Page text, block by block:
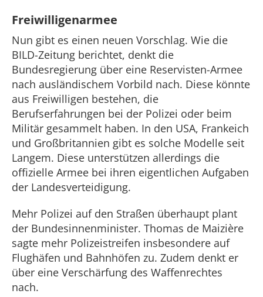
Freiwilligenarmee
Nun gibt es einen neuen Vorschlag. Wie die
BILD-Zeitung berichtet, denkt die
Bundesregierung über eine Reservisten-Armee
nach ausländischem Vorbild nach. Diese könnte
aus Freiwilligen bestehen, die
Berufserfahrungen bei der Polizei oder beim
Militär gesammelt haben. In den USA, Frankeich
und Großbritannien gibt es solche Modelle seit
Langem. Diese unterstützen allerdings die
offizielle Armee bei ihren eigentlichen Aufgaben
der Landesverteidigung.
Mehr Polizei auf den Straßen überhaupt plant
der Bundesinnenminister. Thomas de Maizière
sagte mehr Polizeistreifen insbesondere auf
Flughäfen und Bahnhöfen zu. Zudem denkt er
über eine Verschärfung des Waffenrechtes
nach.